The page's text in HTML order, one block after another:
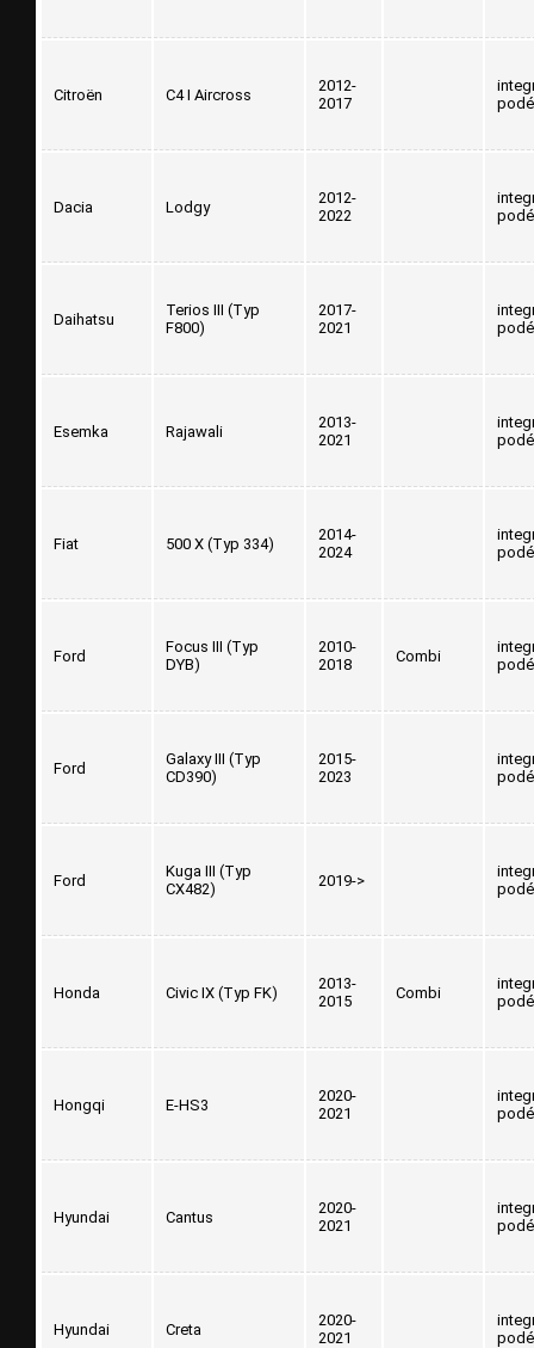
Citroën C4 I Aircross
2012-
2017
Dacia Lodgy
2012-
2022
Daihatsu
Terios III (Typ
F800)
2017-
2021
Esemka Rajawali
2013-
2021
Fiat 500 X (Typ 334)
2014-
2024
Ford
Focus III (Typ
DYB)
2010-
2018
Combi
Ford
Galaxy III (Typ
CD390)
2015-
2023
Ford
Kuga III (Typ
CX482)
2019->
Honda Civic IX (Typ FK)
2013-
2015
Combi
Hongqi E-HS3
2020-
2021
Hyundai Cantus
2020-
2021
Hyundai Creta
2020-
2021